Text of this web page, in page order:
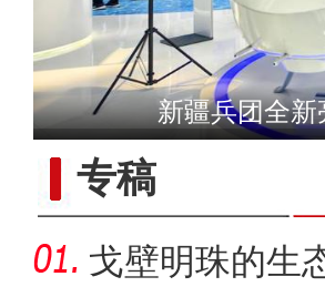
新疆兵团全
专稿
戈壁明珠的生